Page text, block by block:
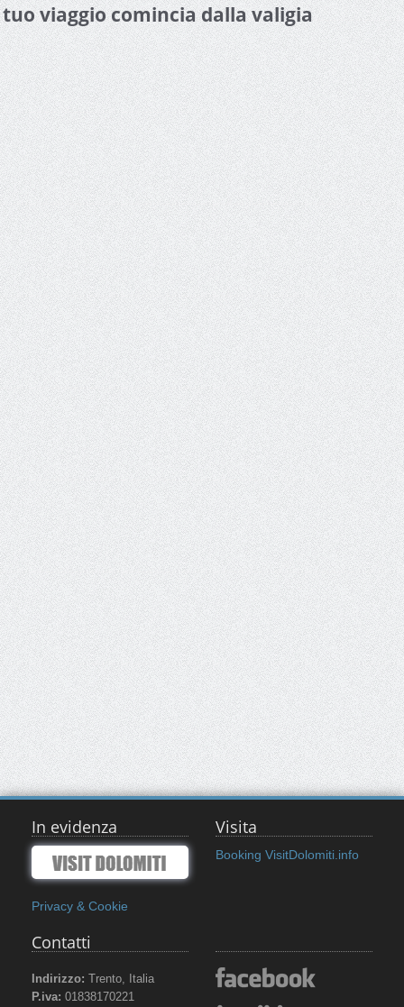
viaggio comincia dalla valigia
In evidenza
Privacy & Cookie
Visita
Booking VisitDolomiti.info
Contatti
Indirizzo: Trento, Italia
P.iva: 01838170221